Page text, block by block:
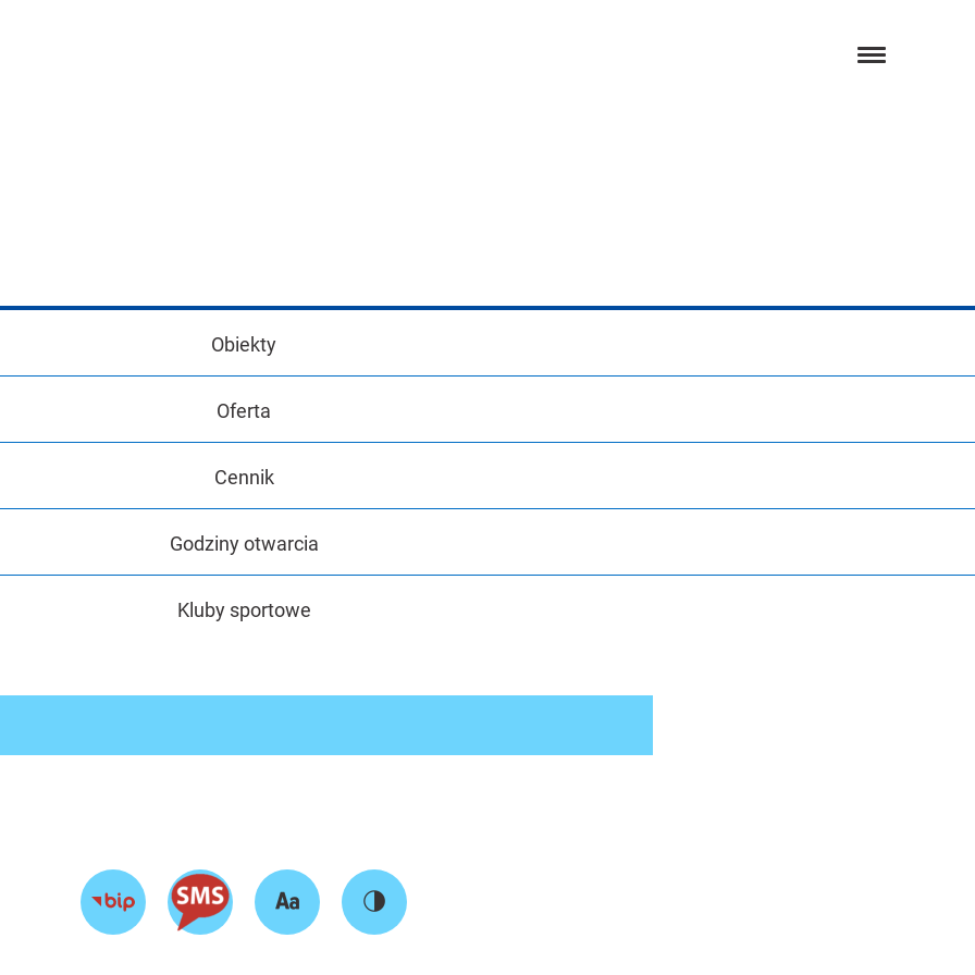
hamburger
Obiekty
Oferta
Cennik
Godziny otwarcia
Kluby sportowe
Przejdź
Zmień
rozmiar
Zmień
kontrast